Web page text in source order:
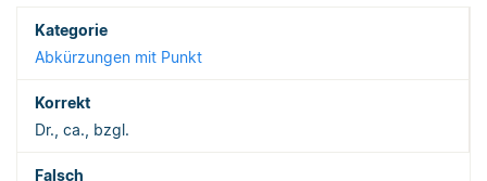
Abkürzungen mit Punkt
Dr., ca., bzgl.